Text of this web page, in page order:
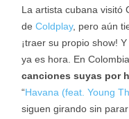
La artista cubana visitó
de Coldplay, pero aún
¡traer su propio show!
ya es hora. En
canciones suyas por
“Havana (feat. Young
siguen girando sin